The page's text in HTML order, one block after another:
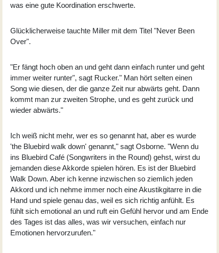
was eine gute Koordination erschwerte.
Glücklicherweise tauchte Miller mit dem Titel "Never Been
Over".
"Er fängt hoch oben an und geht dann einfach runter und geht
immer weiter runter", sagt Rucker." Man hört selten einen
Song wie diesen, der die ganze Zeit nur abwärts geht. Dann
kommt man zur zweiten Strophe, und es geht zurück und
wieder abwärts."
Ich weiß nicht mehr, wer es so genannt hat, aber es wurde
'the Bluebird walk down' genannt," sagt Osborne. "Wenn du
ins Bluebird Café (Songwriters in the Round) gehst, wirst du
jemanden diese Akkorde spielen hören. Es ist der Bluebird
Walk Down. Aber ich kenne inzwischen so ziemlich jeden
Akkord und ich nehme immer noch eine Akustikgitarre in die
Hand und spiele genau das, weil es sich richtig anfühlt. Es
fühlt sich emotional an und ruft ein Gefühl hervor und am Ende
des Tages ist das alles, was wir versuchen, einfach nur
Emotionen hervorzurufen."